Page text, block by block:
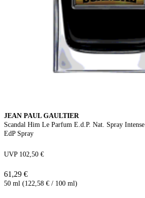
JEAN PAUL GAULTIER
Scandal Him Le Parfum E.d.P. Nat. Spray Intense
EdP Spray
UVP 102,50 €
61,29 €
50 ml (122,58 € / 100 ml)